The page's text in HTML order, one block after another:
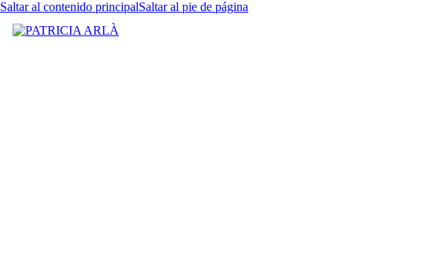
Saltar al contenido principalSaltar al pie de página